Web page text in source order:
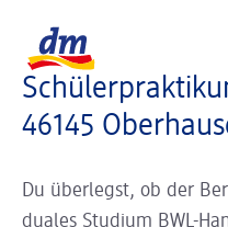
46145
Du überlegst, ob der
duales Studium BWL-